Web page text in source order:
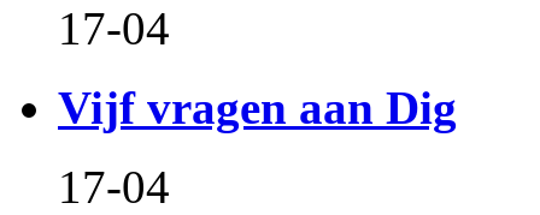
17-04
Vijf vragen aan Dig
17-04